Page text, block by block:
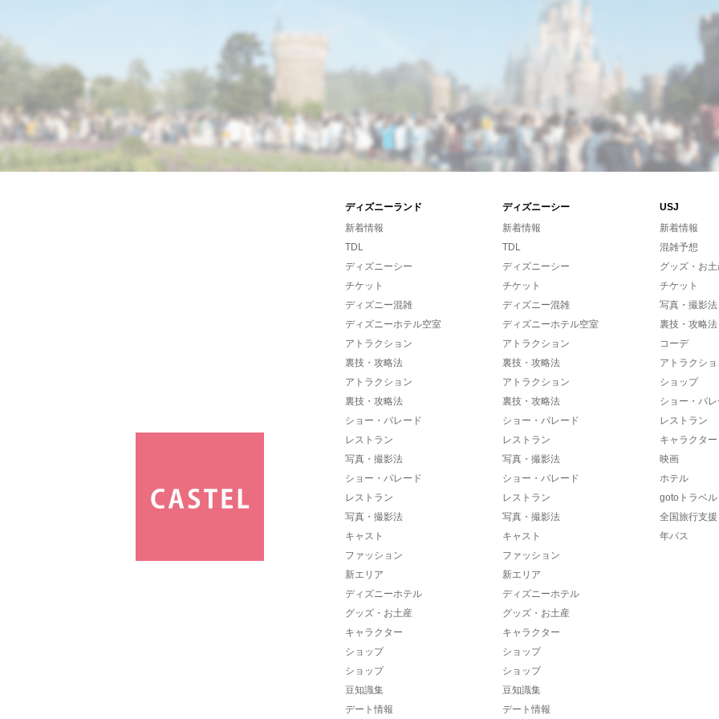
ディズニーランド ディズニーシー
USJ
新着情報
TDL
ディズニーシー
チケット
ディズニー混雑
ディズニーホテル空室
アトラクション
裏技・攻略法
アトラクション
裏技・攻略法
ショー・パレード
レストラン
写真・撮影法
ショー・パレード
レストラン
写真・撮影法
キャスト
ファッション
新エリア
ディズニーホテル
グッズ・お土産
キャラクター
ショップ
ショップ
豆知識集
デート情報
新着情報
TDL
ディズニーシー
チケット
ディズニー混雑
ディズニーホテル空室
アトラクション
裏技・攻略法
アトラクション
裏技・攻略法
ショー・パレード
レストラン
写真・撮影法
ショー・パレード
レストラン
写真・撮影法
キャスト
ファッション
新エリア
ディズニーホテル
グッズ・お土産
キャラクター
ショップ
ショップ
豆知識集
デート情報
新着情報
混雑予想
グッズ・お
チケット
写真・撮影法
裏技・攻略法
コーデ
アトラクシ
ショップ
ショー・パ
レストラン
キャラクター
映画
ホテル
gotoトラベル
全国旅行支援
年パス